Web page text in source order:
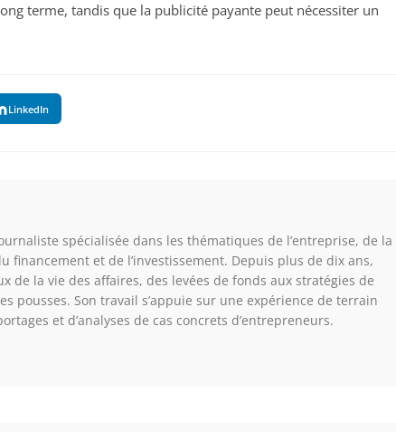
terme, tandis que la publicité payante peut nécessiter un
LinkedIn
spécialisée dans les thématiques de l’entreprise, de la
financement et de l’investissement. Depuis plus de dix ans,
de la vie des affaires, des levées de fonds aux stratégies de
pousses. Son travail s’appuie sur une expérience de terrain
et d’analyses de cas concrets d’entrepreneurs.